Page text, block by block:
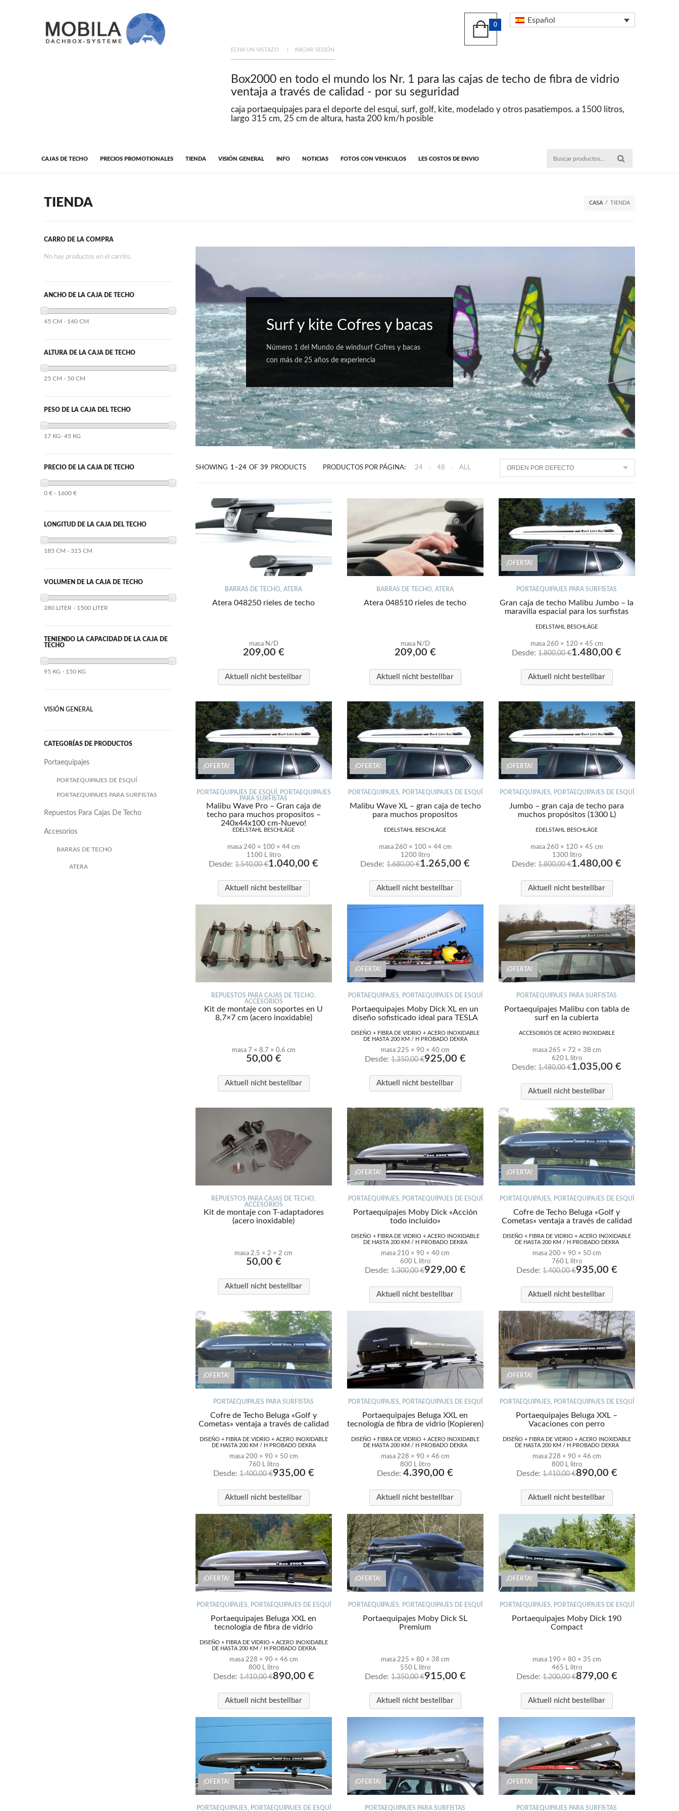
Español
0
ECHA UN VISTAZO INICIAR SESIÓN
Box2000 en todo el mundo los Nr. 1 para las cajas de techo de fibra de vidrio
ventaja a través de calidad - por su seguridad
caja portaequipajes para el deporte del esquí, surf, golf, kite, modelado y otros pasatiempos. a 1500 litros,
largo 315 cm, 25 cm de altura, hasta 200 km/h posible
CAJAS DE TECHO PRECIOS PROMOTIONALES TIENDA VISIÓN GENERAL INFO NOTICIAS FOTOS CON VEHICULOS LES COSTOS DE ENVIO
TIENDA CASA / TIENDA
Surf y kite Cofres y bacas
Número 1 del Mundo de windsurf Cofres y bacas
con más de 25 años de experiencia
SHOWING 1–24 OF 39 PRODUCTS PRODUCTOS POR PÁGINA: 24 48 ALL
BARRAS DE TECHO ,ATERA
Atera 048250 rieles de techo
masa N/D
209,00 €
Aktuell nicht bestellbar
BARRAS DE TECHO ,ATERA
Atera 048510 rieles de techo
masa N/D
209,00 €
Aktuell nicht bestellbar
¡OFERTA!
PORTAEQUIPAJES PARA SURFISTAS
Gran caja de techo Malibu Jumbo – la
maravilla espacial para los surfistas
EDELSTAHL BESCHLÄGE
masa 260 × 120 × 45 cm
Desde:1.800,00€1.480,00€
Aktuell nicht bestellbar
¡OFERTA!
PORTAEQUIPAJES DE ESQUÍ
PORTAEQUIPAJES
PARA SURFISTAS
Malibu Wave Pro – Gran caja de
techo para muchos propositos –
240x44x100 cm-Nuevo!
EDELSTAHL BESCHLÄGE
masa 240 × 100 × 44 cm
1100 L litro
Desde:1.540,00€1.040,00€
Aktuell nicht bestellbar
¡OFERTA!
PORTAEQUIPAJES PORTAEQUIPAJES DE ESQUÍ
Malibu Wave XL – gran caja de techo
para muchos propositos
EDELSTAHL BESCHLÄGE
masa 260 × 100 × 44 cm
1200 litro
Desde:1.680,00€1.265,00€
Aktuell nicht bestellbar
¡OFERTA!
PORTAEQUIPAJES PORTAEQUIPAJES DE ESQUÍ
Jumbo – gran caja de techo para
muchos propósitos (1300 L)
EDELSTAHL BESCHLÄGE
masa 260 × 120 × 45 cm
1300 litro
Desde:1.800,00€1.480,00€
Aktuell nicht bestellbar
REPUESTOS PARA CAJAS DE TECHO
ACCESORIOS
Kit de montaje con soportes en U
8,7×7 cm (acero inoxidable)
masa 7 × 8.7 × 0.6 cm
50,00 €
Aktuell nicht bestellbar
¡OFERTA!
PORTAEQUIPAJES PORTAEQUIPAJES DE ESQUÍ
Portaequipajes Moby Dick XL en un
diseño sofisticado ideal para TESLA
DISEÑO + FIBRA DE VIDRIO + ACERO INOXIDABLE
DE HASTA 200 KM / H PROBADO DEKRA
masa 225 × 90 × 40 cm
Desde: 1.350,00€925,00 €
Aktuell nicht bestellbar
¡OFERTA!
PORTAEQUIPAJES PARA SURFISTAS
Portaequipajes Malibu con tabla de
surf en la cubierta
ACCESORIOS DE ACERO INOXIDABLE
masa 265 × 72 × 38 cm
620 L litro
Desde:1.480,00€1.035,00€
Aktuell nicht bestellbar
REPUESTOS PARA CAJAS DE TECHO
ACCESORIOS
Kit de montaje con T-adaptadores
(acero inoxidable)
masa 2.5 × 2 × 2 cm
50,00 €
Aktuell nicht bestellbar
¡OFERTA!
PORTAEQUIPAJES PORTAEQUIPAJES DE ESQUÍ
Portaequipajes Moby Dick «Acción
todo incluido»
DISEÑO + FIBRA DE VIDRIO + ACERO INOXIDABLE
DE HASTA 200 KM / H PROBADO DEKRA
masa 210 × 90 × 40 cm
600 L litro
Desde: 1.300,00€929,00 €
Aktuell nicht bestellbar
¡OFERTA!
PORTAEQUIPAJES PORTAEQUIPAJES DE ESQUÍ
Cofre de Techo Beluga «Golf y
Cometas» ventaja a través de calidad
DISEÑO + FIBRA DE VIDRIO + ACERO INOXIDABLE
DE HASTA 200 KM / H PROBADO DEKRA
masa 200 × 90 × 50 cm
760 L litro
Desde: 1.400,00€935,00 €
Aktuell nicht bestellbar
¡OFERTA!
PORTAEQUIPAJES PARA SURFISTAS
Cofre de Techo Beluga «Golf y
Cometas» ventaja a través de calidad
DISEÑO + FIBRA DE VIDRIO + ACERO INOXIDABLE
DE HASTA 200 KM / H PROBADO DEKRA
masa 200 × 90 × 50 cm
760 L litro
Desde: 1.400,00€935,00 €
Aktuell nicht bestellbar
PORTAEQUIPAJES PORTAEQUIPAJES DE ESQUÍ
Portaequipajes Beluga XXL en
tecnología de fibra de vidrio (Kopieren)
DISEÑO + FIBRA DE VIDRIO + ACERO INOXIDABLE
DE HASTA 200 KM / H PROBADO DEKRA
masa 228 × 90 × 46 cm
800 L litro
Desde:4.390,00€
Aktuell nicht bestellbar
¡OFERTA!
PORTAEQUIPAJES PORTAEQUIPAJES DE ESQUÍ
Portaequipajes Beluga XXL –
Vacaciones con perro
DISEÑO + FIBRA DE VIDRIO + ACERO INOXIDABLE
DE HASTA 200 KM / H PROBADO DEKRA
masa 228 × 90 × 46 cm
800 L litro
Desde: 1.410,00€890,00 €
Aktuell nicht bestellbar
¡OFERTA!
PORTAEQUIPAJES PORTAEQUIPAJES DE ESQUÍ
Portaequipajes Beluga XXL en
tecnología de fibra de vidrio
DISEÑO + FIBRA DE VIDRIO + ACERO INOXIDABLE
DE HASTA 200 KM / H PROBADO DEKRA
masa 228 × 90 × 46 cm
800 L litro
Desde: 1.410,00€890,00 €
Aktuell nicht bestellbar
¡OFERTA!
PORTAEQUIPAJES PORTAEQUIPAJES DE ESQUÍ
Portaequipajes Moby Dick SL
Premium
masa 225 × 80 × 38 cm
550 L litro
Desde: 1.350,00€915,00 €
Aktuell nicht bestellbar
¡OFERTA!
PORTAEQUIPAJES PORTAEQUIPAJES DE ESQUÍ
Portaequipajes Moby Dick 190
Compact
masa 190 × 80 × 35 cm
465 L litro
Desde: 1.200,00€879,00 €
Aktuell nicht bestellbar
¡OFERTA!
PORTAEQUIPAJES PORTAEQUIPAJES DE ESQUÍ
¡OFERTA!
PORTAEQUIPAJES PARA SURFISTAS
¡OFERTA!
PORTAEQUIPAJES PARA SURFISTAS
CARRO DE LA COMPRA
No hay productos en el carrito.
ANCHO DE LA CAJA DE TECHO
45 CM - 140 CM
ALTURA DE LA CAJA DE TECHO
25 CM - 50 CM
PESO DE LA CAJA DEL TECHO
17 KG- 45 KG
PRECIO DE LA CAJA DE TECHO
0 € - 1600 €
LONGITUD DE LA CAJA DEL TECHO
185 CM - 315 CM
VOLUMEN DE LA CAJA DE TECHO
280 LITER - 1500 LITER
TENIENDO LA CAPACIDAD DE LA CAJA DE
TECHO
95 KG - 150 KG
VISIÓN GENERAL
CATEGORÍAS DE PRODUCTOS
Portaequipajes
PORTAEQUIPAJES DE ESQUÍ
PORTAEQUIPAJES PARA SURFISTAS
Repuestos Para Cajas De Techo
Accesorios
BARRAS DE TECHO
ATERA